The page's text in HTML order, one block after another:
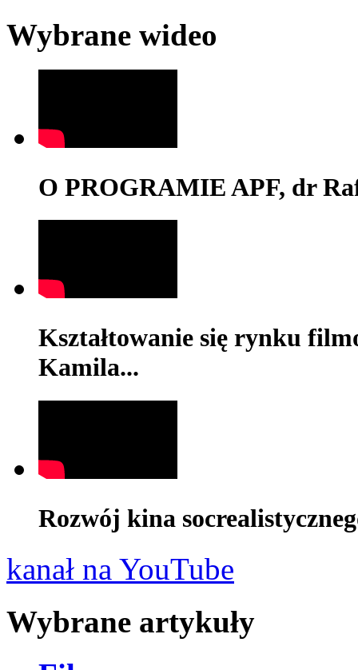
Wybrane wideo
O PROGRAMIE APF, dr
Kształtowanie się rynku
Kamila...
Rozwój kina
kanał na YouTube
Wybrane artykuły